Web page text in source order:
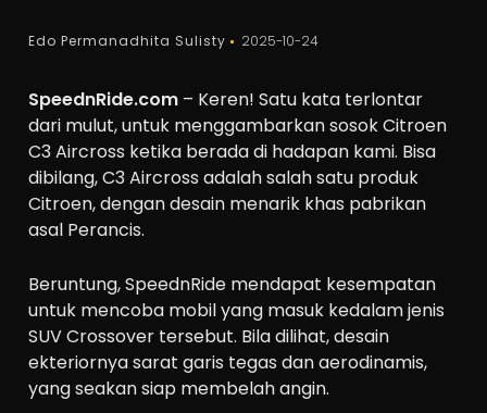
Edo Permanadhita Sulisty 2025-10-24
SpeednRide.com – Keren! Satu kata terlontar
dari mulut, untuk menggambarkan sosok Citroen
C3 Aircross ketika berada di hadapan kami. Bisa
dibilang, C3 Aircross adalah salah satu produk
Citroen, dengan desain menarik khas pabrikan
asal Perancis.
Beruntung, SpeednRide mendapat kesempatan
untuk mencoba mobil yang masuk kedalam jenis
SUV Crossover tersebut. Bila dilihat, desain
ekteriornya sarat garis tegas dan aerodinamis,
yang seakan siap membelah angin.